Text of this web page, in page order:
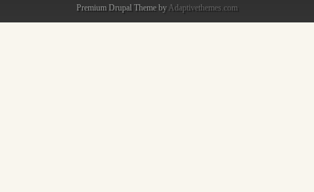
Premium Drupal Theme by Adaptivethemes.com